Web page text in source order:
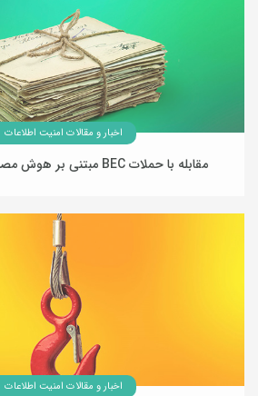
اخبار و مقالات امنیت اطلاعات
مقابله با حملات BEC مبتنی بر هوش مصنوعی
اخبار و مقالات امنیت اطلاعات